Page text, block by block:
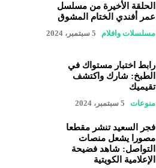
الحلقة الأخيرة من مسلسل
عمر أفندي الختام المشوق
مسلسلات وافلام 5 سبتمبر، 2024
رابط اختبار مستواك في
الطبخ: شارك واكتشف
تقيميك
منوعات 5 سبتمبر، 2024
فجر السعيد تنشر مقطعا
مصورا يشعل منصات
التواصل: شاهد فضيحة
الإعلامية الكويتية